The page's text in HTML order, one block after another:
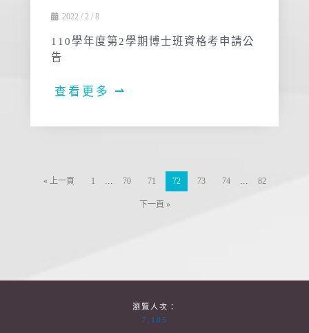
2022 / 2 / 8
110學年度第2學期博士班資格考申請公
告
查看更多 ⇀
« 上一頁 1 ... 70 71 72 73 74 ... 82
下一頁 »
瀏覽人次：
7,105